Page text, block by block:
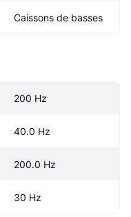
Caissons de basses
200 Hz
40.0 Hz
200.0 Hz
30 Hz